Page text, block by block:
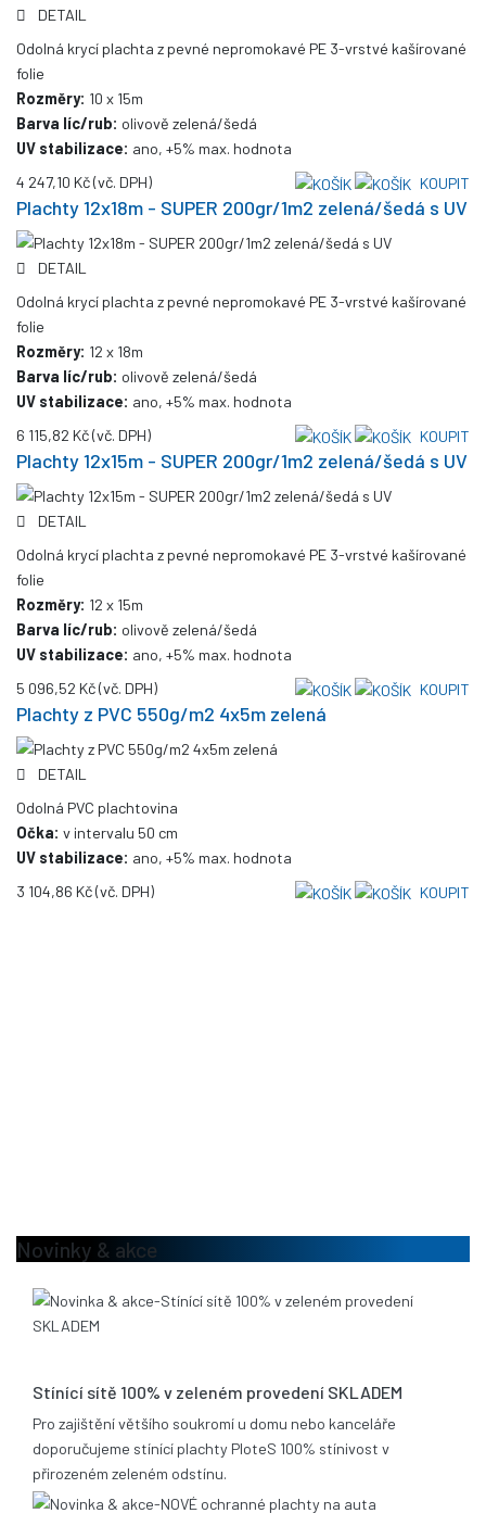
DETAIL
Odolná krycí plachta z pevné nepromokavé PE 3-vrstvé kašírované
folie
Rozměry: 10 x 15m
Barva líc/rub: olivově zelená/šedá
UV stabilizace: ano, +5% max. hodnota
4 247,10 Kč(vč. DPH) KOUPIT
Plachty 12x18m - SUPER 200gr/1m2 zelená/šedá s UV
DETAIL
Odolná krycí plachta z pevné nepromokavé PE 3-vrstvé kašírované
folie
Rozměry: 12 x 18m
Barva líc/rub: olivově zelená/šedá
UV stabilizace: ano, +5% max. hodnota
6 115,82 Kč(vč. DPH) KOUPIT
Plachty 12x15m - SUPER 200gr/1m2 zelená/šedá s UV
DETAIL
Odolná krycí plachta z pevné nepromokavé PE 3-vrstvé kašírované
folie
Rozměry: 12 x 15m
Barva líc/rub: olivově zelená/šedá
UV stabilizace: ano, +5% max. hodnota
5 096,52 Kč(vč. DPH) KOUPIT
Plachty z PVC 550g/m2 4x5m zelená
DETAIL
Odolná PVC plachtovina
Očka: v intervalu 50 cm
UV stabilizace: ano, +5% max. hodnota
3 104,86 Kč(vč. DPH) KOUPIT
Novinky & akce
Stínící sítě 100% v zeleném provedení SKLADEM
Pro zajištění většího soukromí u domu nebo kanceláře
doporučujeme stínící plachty PloteS 100% stínivost v
přirozeném zeleném odstínu.